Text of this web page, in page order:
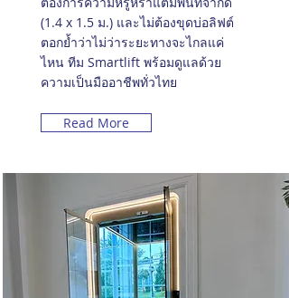
(1.4 x 1.5 ม.) และไม่ต้องขุดบ่อลิฟต์
ตอกย้ำว่าไม่ว่าระยะทางจะไกลแค่
ไหน ทีม Smartlift พร้อมดูแลด้วย
ความเป็นมืออาชีพทั่วไทย
Read More